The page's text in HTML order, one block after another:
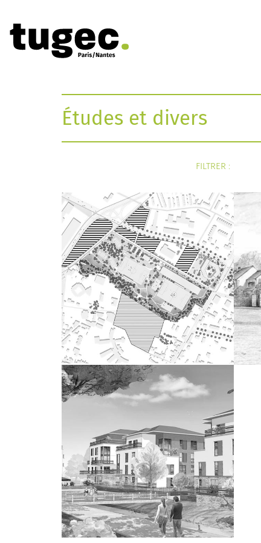
Études et divers